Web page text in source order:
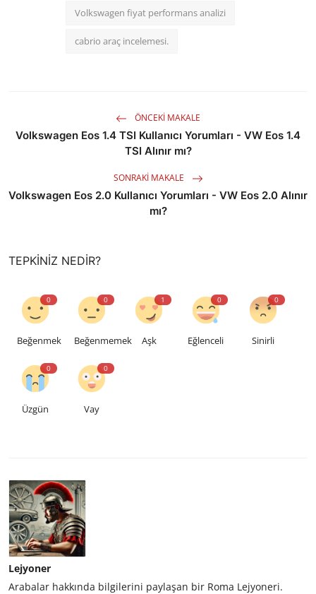
Volkswagen fiyat performans analizi
cabrio araç incelemesi.
ÖNCEKI MAKALE
Volkswagen Eos 1.4 TSI Kullanıcı Yorumları - VW Eos 1.4
TSI Alınır mı?
SONRAKI MAKALE
Volkswagen Eos 2.0 Kullanıcı Yorumları - VW Eos 2.0 Alınır
mı?
TEPKINIZ NEDIR?
0
Beğenmek
0
Beğenmemek
1
Aşk
0
Eğlenceli
0
Sinirli
0
Üzgün
0
Vay
Lejyoner
Arabalar hakkında bilgilerini paylaşan bir Roma Lejyoneri.